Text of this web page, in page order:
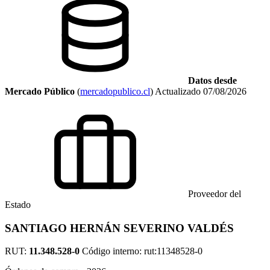
Datos desde
Mercado Público (mercadopublico.cl) Actualizado 07/08/2026
Proveedor del
Estado
SANTIAGO HERNÁN SEVERINO VALDÉS
RUT: 11.348.528-0 Código interno: rut:11348528-0